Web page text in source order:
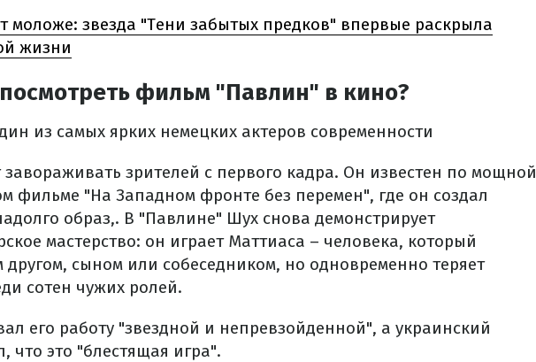
моложе: звезда "Тени забытых предков" впервые раскрыла
жизни
фильм "Павлин" в кино?
из самых ярких немецких актеров современности
завораживать зрителей с первого кадра. Он известен по мощной
фильме "На Западном фронте без перемен", где он создал
образ,. В "Павлине" Шух снова демонстрирует
мастерство: он играет Маттиаса – человека, который
другом, сыном или собеседником, но одновременно теряет
сотен чужих ролей.
его работу "звездной и непревзойденной", а украинский
что это "блестящая игра".